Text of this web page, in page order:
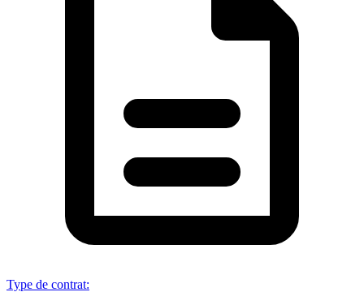
Type de contrat: